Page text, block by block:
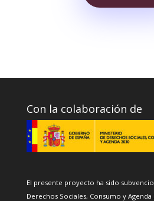
Con la colaboración de
El presente proyecto ha sido
Derechos Sociales, Consumo y